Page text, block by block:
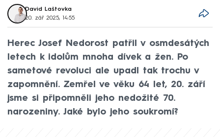
David Laštovka
20. zář 2025, 14:55
Herec Josef Nedorost patřil v osmdesátých
letech k idolům mnoha dívek a žen. Po
sametové revoluci ale upadl tak trochu v
zapomnění. Zemřel ve věku 64 let, 20. září
jsme si připomněli jeho nedožité 70.
narozeniny. Jaké bylo jeho soukromí?